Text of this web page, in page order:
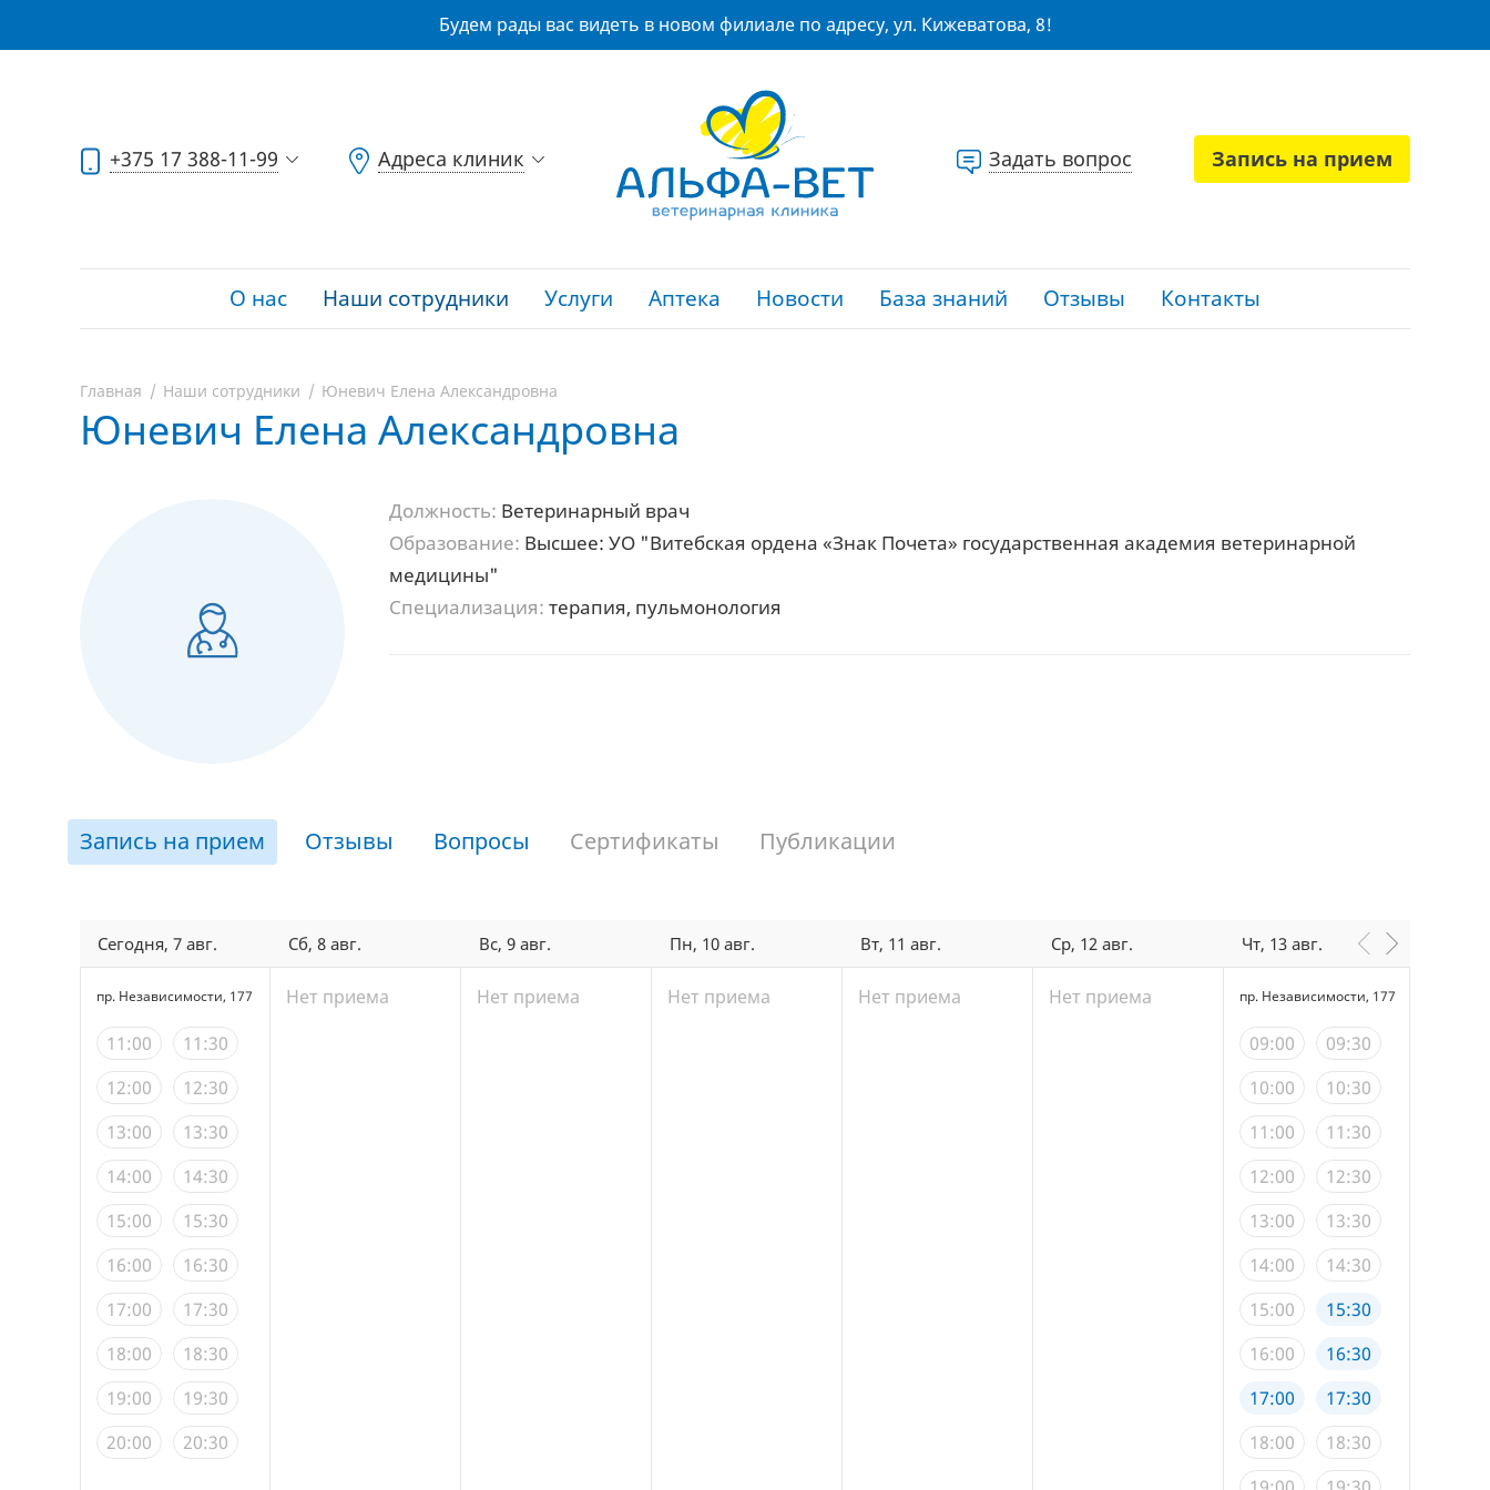
Будем рады вас видеть в новом филиале по адресу, ул. Кижеватова, 8!
+375 17 388-11-99 Адреса клиник Задать вопрос Запись на прием
О нас Наши сотрудники Услуги Аптека Новости База знаний Отзывы Контакты
Главная Наши сотрудники Юневич Елена Александровна
Юневич Елена Александровна
Должность: Ветеринарный врач
Образование: Высшее: УО "Витебская ордена «Знак Почета» государственная академия ветеринарной
медицины"
Специализация: терапия, пульмонология
Запись на прием Отзывы Вопросы Сертификаты Публикации
Сегодня, 7 авг.
пр. Независимости, 177
11:00
11:30
12:00
12:30
13:00
13:30
14:00
14:30
15:00
15:30
16:00
16:30
17:00
17:30
18:00
18:30
19:00
19:30
20:00
20:30
Сб, 8 авг.
Нет приема
Вс, 9 авг.
Нет приема
Пн, 10 авг.
Нет приема
Вт, 11 авг.
Нет приема
Ср, 12 авг.
Нет приема
Чт, 13 авг.
пр. Независимости, 177
09:00
09:30
10:00
10:30
11:00
11:30
12:00
12:30
13:00
13:30
14:00
14:30
15:00
15:30
16:00
16:30
17:00
17:30
18:00
18:30